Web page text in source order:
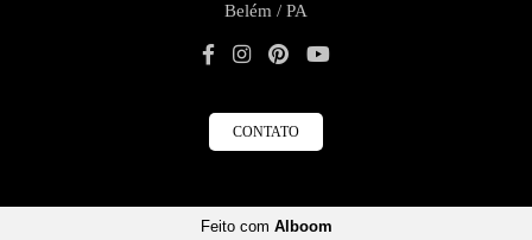
Belém / PA
CONTATO
Feito com Alboom